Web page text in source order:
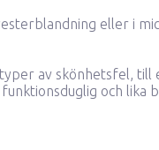
eller i
av skönhetsfel, till
och lika